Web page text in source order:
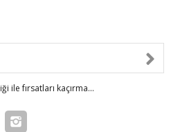
ile fırsatları kaçırma...